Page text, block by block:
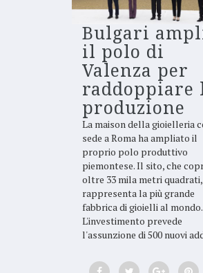
Bulgari
il polo di
Valenza per
raddoppiare
produzione
La maison della gioielleria
sede a Roma ha ampliato il
proprio polo produttivo
piemontese. Il sito, che
oltre 33 mila metri quadrati,
rappresenta la più grande
fabbrica di gioielli al mondo.
L'investimento prevede
l'assunzione di 500 nuovi